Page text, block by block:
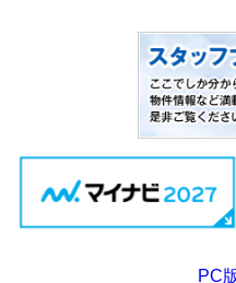
PC